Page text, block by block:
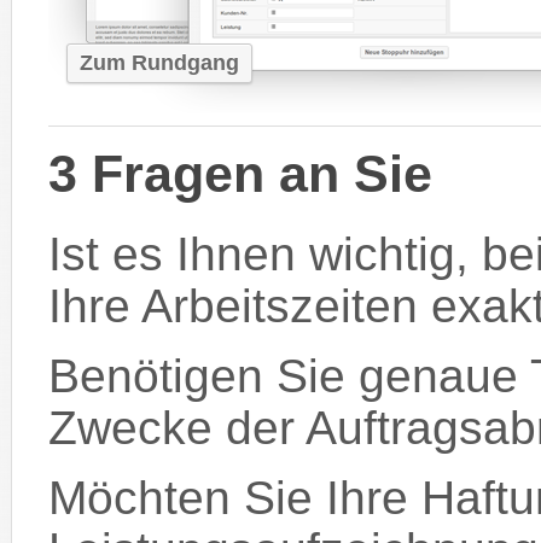
Zum Rundgang
3 Fragen an Sie
Ist es Ihnen wichtig,
Ihre Arbeitszeiten
Benötigen Sie genaue
Zwecke der
Möchten Sie Ihre